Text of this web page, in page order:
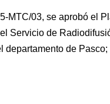
MTC/03, se aprobó el
Servicio de
departamento de Pasco;